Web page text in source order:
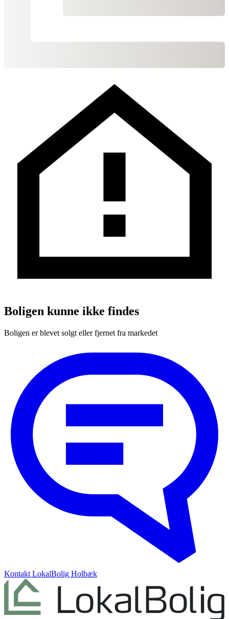
Boligen kunne ikke findes
Boligen er blevet solgt eller fjernet fra markedet
Kontakt LokalBolig Holbæk